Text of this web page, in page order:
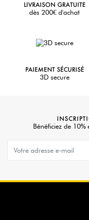
LIVRAISON GRATUITE
dès 200€ d'achat
PAIEMENT SÉCURISÉ
3D secure
Bénéficiez de